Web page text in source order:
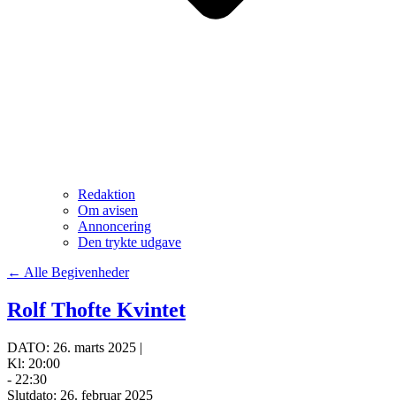
Redaktion
Om avisen
Annoncering
Den trykte udgave
← Alle Begivenheder
Rolf Thofte Kvintet
DATO: 26. marts 2025 |
Kl: 20:00
- 22:30
Slutdato: 26. februar 2025